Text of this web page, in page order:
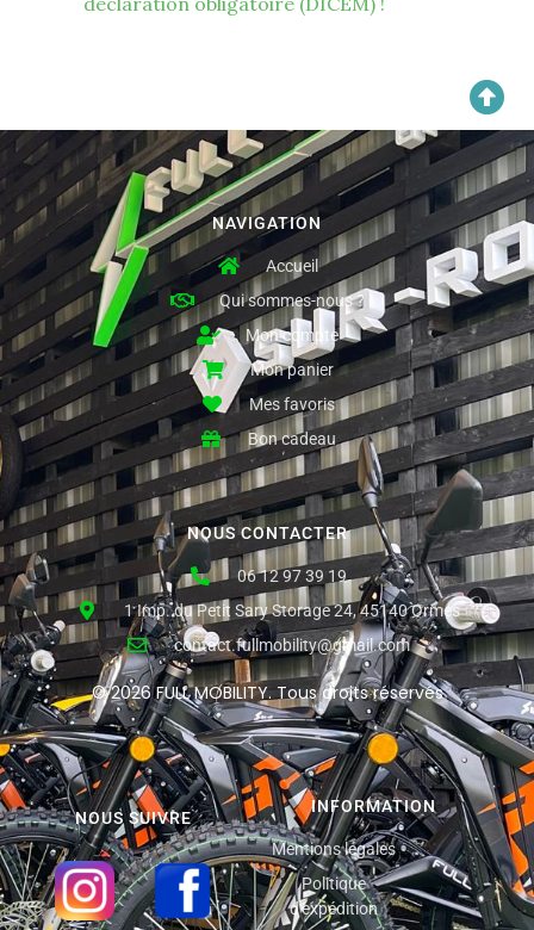
NAVIGATION
Accueil
Qui sommes-nous ?
Mon compte
Mon panier
Mes favoris
Bon cadeau
NOUS CONTACTER
06 12 97 39 19
1 Imp. du Petit Sary Storage 24, 45140 Ormes
contact.fullmobility@gmail.com
© 2026 FULL MOBILITY. Tous droits réservés
NOUS SUIVRE
INFORMATION
Mentions légales
Politique
d'expédition